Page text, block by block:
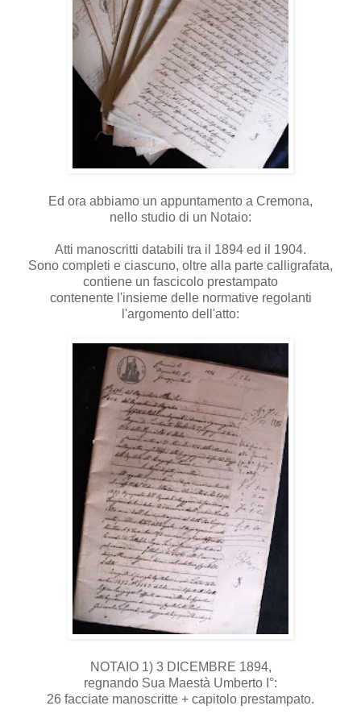
Ed ora abbiamo un appuntamento a Cremona,
nello studio di un Notaio:
Atti manoscritti databili tra il 1894 ed il 1904.
Sono completi e ciascuno, oltre alla parte calligrafata,
contiene un fascicolo prestampato
contenente l'insieme delle normative regolanti
l'argomento dell'atto:
NOTAIO 1) 3 DICEMBRE 1894,
regnando Sua Maestà Umberto I°:
26 facciate manoscritte + capitolo prestampato.